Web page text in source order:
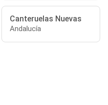
Canteruelas Nuevas
Andalucía